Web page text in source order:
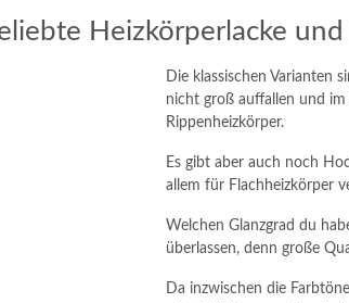
Heizkörperlacke und
Die klassischen Varianten
nicht groß auffallen und
Rippenheizkörper.
Es gibt aber auch noch
allem für Flachheizkörper
Welchen Glanzgrad du
überlassen, denn große
Da inzwischen die Farbtöne